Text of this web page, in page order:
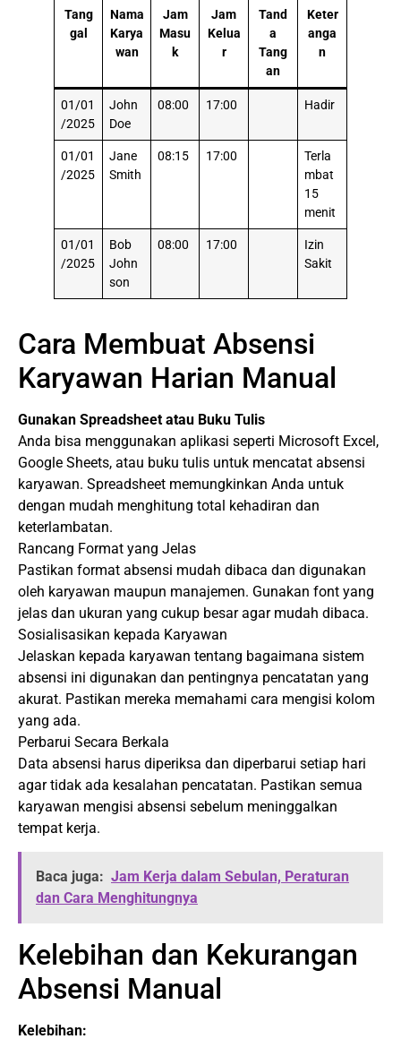
Tang
gal
Nama
Karya
wan
Jam
Masu
k
Jam
Kelua
r
Tand
a
Tang
an
Keter
anga
n
01/01
/2025
John
Doe
08:00 17:00 Hadir
01/01
/2025
Jane
Smith
08:15 17:00
Terla
mbat
15
menit
01/01
/2025
Bob
John
son
08:00 17:00
Izin
Sakit
Cara Membuat Absensi
Karyawan Harian Manual
Gunakan Spreadsheet atau Buku Tulis
Anda bisa menggunakan aplikasi seperti Microsoft Excel,
Google Sheets, atau buku tulis untuk mencatat absensi
karyawan. Spreadsheet memungkinkan Anda untuk
dengan mudah menghitung total kehadiran dan
keterlambatan.
Rancang Format yang Jelas
Pastikan format absensi mudah dibaca dan digunakan
oleh karyawan maupun manajemen. Gunakan font yang
jelas dan ukuran yang cukup besar agar mudah dibaca.
Sosialisasikan kepada Karyawan
Jelaskan kepada karyawan tentang bagaimana sistem
absensi ini digunakan dan pentingnya pencatatan yang
akurat. Pastikan mereka memahami cara mengisi kolom
yang ada.
Perbarui Secara Berkala
Data absensi harus diperiksa dan diperbarui setiap hari
agar tidak ada kesalahan pencatatan. Pastikan semua
karyawan mengisi absensi sebelum meninggalkan
tempat kerja.
Baca juga: Jam Kerja dalam Sebulan, Peraturan
dan Cara Menghitungnya
Kelebihan dan Kekurangan
Absensi Manual
Kelebihan: